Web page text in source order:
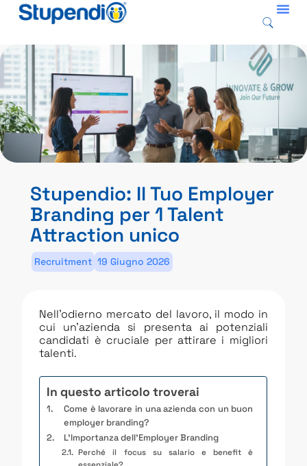
Stupendio: Il Tuo Employer
Branding per 1 Talent
Attraction unico
Recruitment 19 Giugno 2026
Nell’odierno mercato del lavoro, il modo in
cui un’azienda si presenta ai potenziali
candidati è cruciale per attirare i migliori
talenti.
In questo articolo troverai
Come è lavorare in una azienda con un buon
employer branding?
L’Importanza dell’Employer Branding
Perché il focus su salario e benefit è